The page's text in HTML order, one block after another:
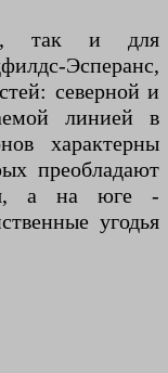
так и для
Эсперанс,
северной и
линией в
характерны
преобладают
а на юге -
угодья